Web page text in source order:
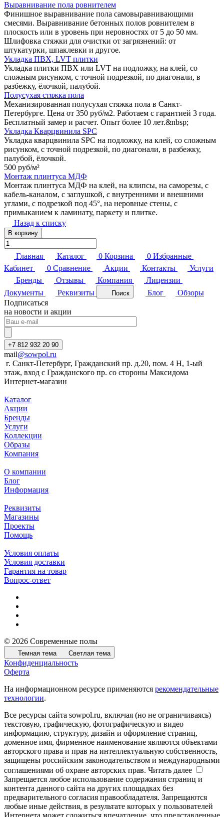
Выравнивание пола ровнителем
Финишное выравнивание пола самовыравнивающими
смесями. Выравнивание бетонных полов ровнителем в
плоскость или в уровень при неровностях от 5 до 50 мм.
Шлифовка стяжки для очистки от загрязнений: от
штукатурки, шпаклевки и другое.
Укладка ПВХ, LVT плитки
Укладка плитки ПВХ или LVT на подложку, на клей, со
сложным рисунком, с точной подрезкой, по диагонали, в
разбежку, ёлочкой, палубой.
Полусухая стяжка пола
Механизированная полусухая стяжка пола в Санкт-
Петербурге. Цена от 350 руб/м2. Работаем с гарантией 3 года.
Бесплатный замер и расчет. Опыт более 10 лет.&nbsp;
Укладка Кварцвинила SPC
Укладка кварцвинила SPC на подложку, на клей, со сложным
рисунком, с точной подрезкой, по диагонали, в разбежку,
палубой, ёлочкой.
500 руб/м²
Монтаж плинтуса МДФ
Монтаж плинтуса МДФ на клей, на клипсы, на саморезы, с
кабель-каналом, с заглушкой, с внутренними и внешними
углами, с подрезкой под 45°, на неровные стены, с
примыканием к ламинату, паркету и плитке.
Назад к списку
В корзину
Главная Каталог 0 Корзина 0 Избранные
Кабинет
0 Сравнение Акции Контакты
Услуги
Бренды
Отзывы Компания
Лицензии
Документы
Реквизиты Поиск Блог
Обзоры
Подписаться
на новости и акции
+7 812 932 20 90
mail@sowpol.ru
г. Санкт-Петербург, Гражданский пр. д.20, пом. 4 Н, 1-ый
этаж, вход с Гражданского пр. со стороны Максидома
Интернет-магазин
Каталог
Акции
Бренды
Услуги
Коллекции
Образы
Компания
О компании
Блог
Информация
Реквизиты
Магазины
Проекты
Помощь
Условия оплаты
Условия доставки
Гарантия на товар
Вопрос-ответ
© 2026 Современные полы
Темная тема Светлая тема
Конфиденциальность
Оферта
На информационном ресурсе применяются рекомендательные
технологии.
Все ресурсы сайта sowpol.ru, включая (но не ограничиваясь)
текстовую, графическую, фотографическую и видео
информацию, структуру, дизайн и оформление страниц,
доменное имя, фирменное наименование являются объектами
авторского права и прав на интеллектуальную собственность,
защищены российским законодательством и международными
соглашениями об охране авторских прав. Читать далее
Запрещается любое использование содержания страниц и
контента данного сайта на других площадках без
предварительного согласия правообладателя. Запрещаются
любые иные действия, в результате которых у пользователей
Интернета может сложиться впечатление, что представленные